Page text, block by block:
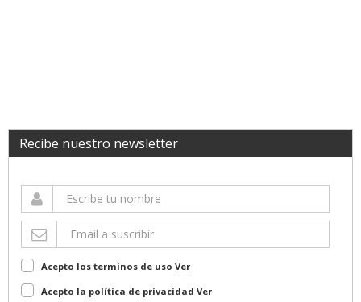
Recibe nuestro newsletter
Acepto los terminos de uso Ver
Acepto la política de privacidad Ver